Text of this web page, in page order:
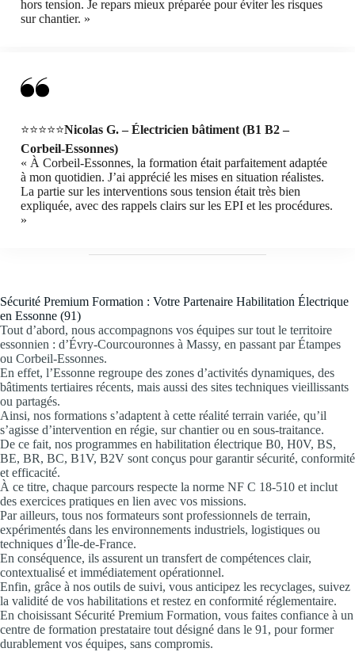
hors tension. Je repars mieux préparée pour éviter les risques
sur chantier. »
⭐⭐⭐⭐⭐Nicolas G. – Électricien bâtiment (B1 B2 –
Corbeil-Essonnes)
« À Corbeil-Essonnes, la formation était parfaitement adaptée
à mon quotidien. J’ai apprécié les mises en situation réalistes.
La partie sur les interventions sous tension était très bien
expliquée, avec des rappels clairs sur les EPI et les procédures.
»
Sécurité Premium Formation : Votre Partenaire Habilitation Électrique
en Essonne (91)
Tout d’abord, nous accompagnons vos équipes sur tout le territoire
essonnien : d’Évry-Courcouronnes à Massy, en passant par Étampes
ou Corbeil-Essonnes.
En effet, l’Essonne regroupe des zones d’activités dynamiques, des
bâtiments tertiaires récents, mais aussi des sites techniques vieillissants
ou partagés.
Ainsi, nos formations s’adaptent à cette réalité terrain variée, qu’il
s’agisse d’intervention en régie, sur chantier ou en sous-traitance.
De ce fait, nos programmes en habilitation électrique B0, H0V, BS,
BE, BR, BC, B1V, B2V sont conçus pour garantir sécurité, conformité
et efficacité.
À ce titre, chaque parcours respecte la norme NF C 18-510 et inclut
des exercices pratiques en lien avec vos missions.
Par ailleurs, tous nos formateurs sont professionnels de terrain,
expérimentés dans les environnements industriels, logistiques ou
techniques d’Île-de-France.
En conséquence, ils assurent un transfert de compétences clair,
contextualisé et immédiatement opérationnel.
Enfin, grâce à nos outils de suivi, vous anticipez les recyclages, suivez
la validité de vos habilitations et restez en conformité réglementaire.
En choisissant Sécurité Premium Formation, vous faites confiance à un
centre de formation prestataire tout désigné dans le 91, pour former
durablement vos équipes, sans compromis.